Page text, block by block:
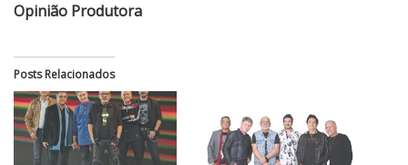
Opinião Produtora
Posts Relacionados